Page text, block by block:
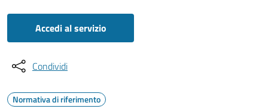
Accedi al servizio
Condividi
Normativa di riferimento